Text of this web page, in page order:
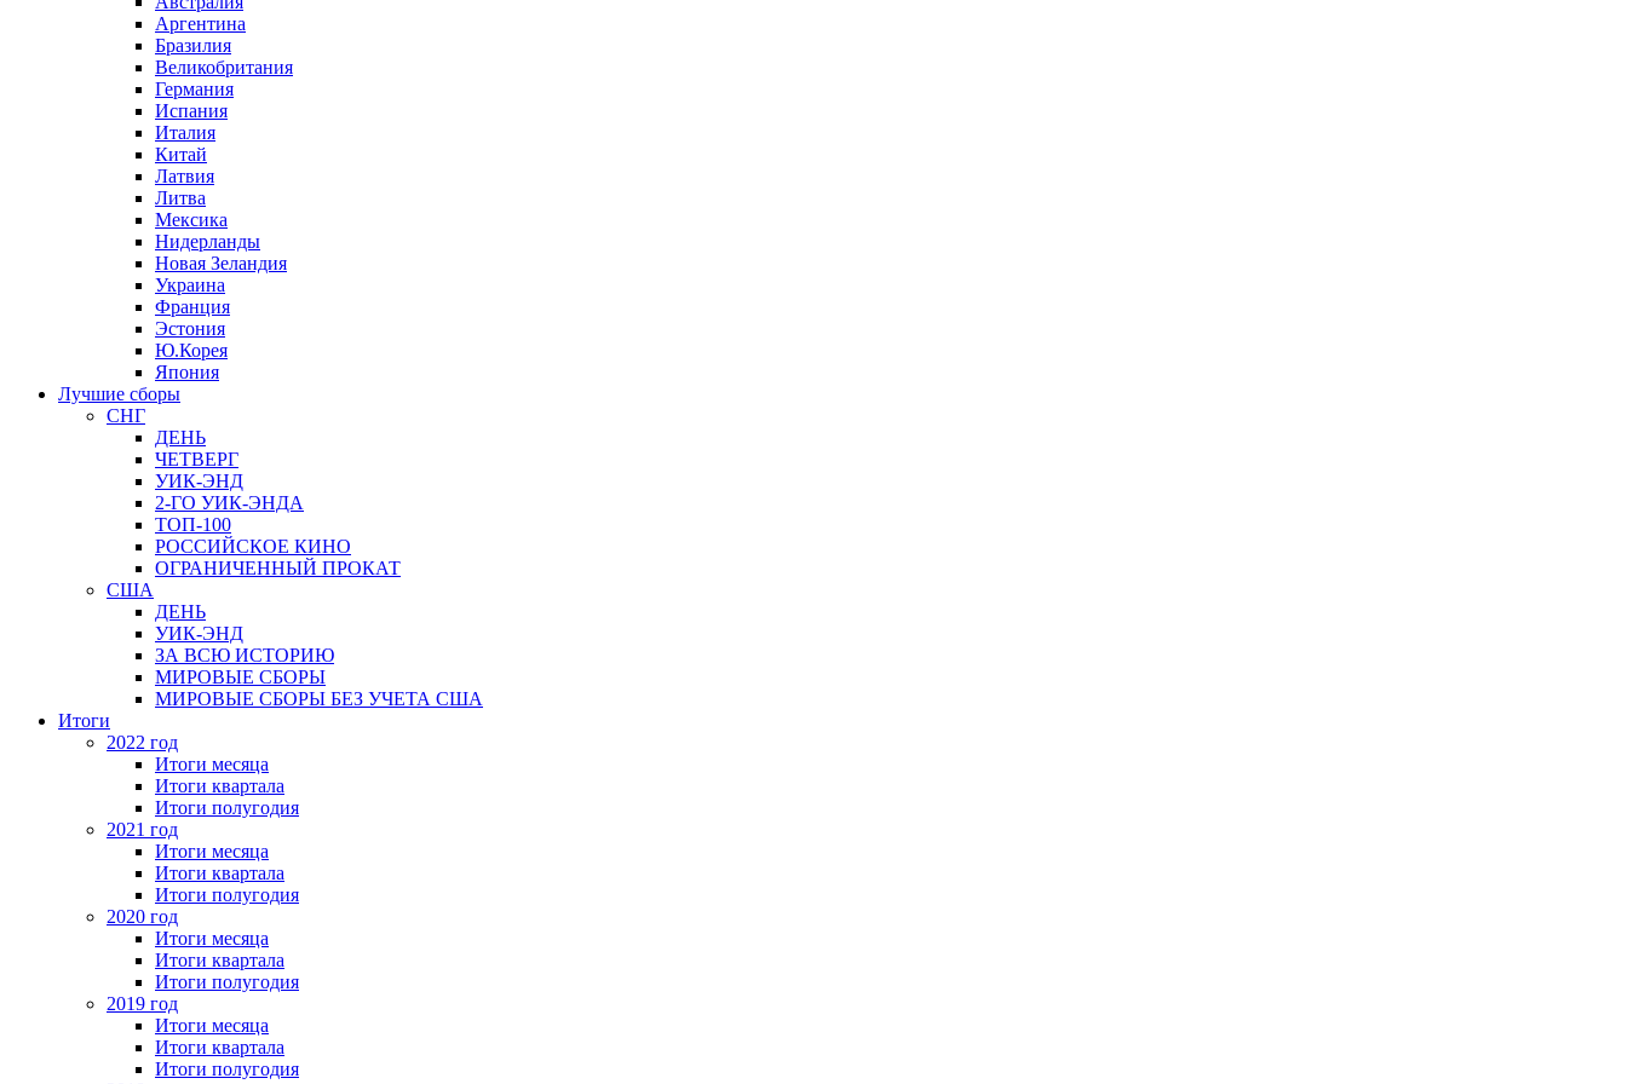
Аргентина
Бразилия
Великобритания
Германия
Испания
Италия
Китай
Латвия
Литва
Мексика
Нидерланды
Новая Зеландия
Украина
Франция
Эстония
Ю.Корея
Япония
Лучшие сборы
СНГ
ДЕНЬ
ЧЕТВЕРГ
УИК-ЭНД
2-ГО УИК-ЭНДА
ТОП-100
РОССИЙСКОЕ КИНО
ОГРАНИЧЕННЫЙ ПРОКАТ
США
ДЕНЬ
УИК-ЭНД
ЗА ВСЮ ИСТОРИЮ
МИРОВЫЕ СБОРЫ
МИРОВЫЕ СБОРЫ БЕЗ УЧЕТА США
Итоги
2022 год
Итоги месяца
Итоги квартала
Итоги полугодия
2021 год
Итоги месяца
Итоги квартала
Итоги полугодия
2020 год
Итоги месяца
Итоги квартала
Итоги полугодия
2019 год
Итоги месяца
Итоги квартала
Итоги полугодия